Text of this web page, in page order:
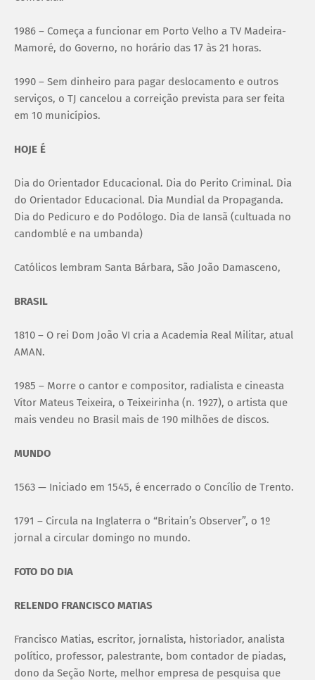
1986 – Começa a funcionar em Porto Velho a TV Madeira-
Mamoré, do Governo, no horário das 17 às 21 horas.
1990 – Sem dinheiro para pagar deslocamento e outros
serviços, o TJ cancelou a correição prevista para ser feita
em 10 municípios.
HOJE É
Dia do Orientador Educacional. Dia do Perito Criminal. Dia
do Orientador Educacional. Dia Mundial da Propaganda.
Dia do Pedicuro e do Podólogo. Dia de Iansã (cultuada no
candomblé e na umbanda)
Católicos lembram Santa Bárbara, São João Damasceno,
BRASIL
1810 – O rei Dom João VI cria a Academia Real Militar, atual
AMAN.
1985 – Morre o cantor e compositor, radialista e cineasta
Vítor Mateus Teixeira, o Teixeirinha (n. 1927), o artista que
mais vendeu no Brasil mais de 190 milhões de discos.
MUNDO
1563 — Iniciado em 1545, é encerrado o Concílio de Trento.
1791 – Circula na Inglaterra o “Britain’s Observer”, o 1º
jornal a circular domingo no mundo.
FOTO DO DIA
RELENDO FRANCISCO MATIAS
Francisco Matias, escritor, jornalista, historiador, analista
político, professor, palestrante, bom contador de piadas,
dono da Seção Norte, melhor empresa de pesquisa que